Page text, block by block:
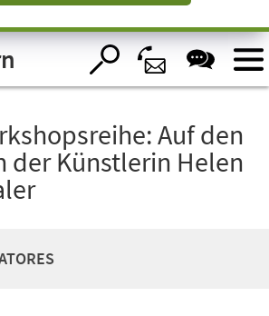
Auf den
der Künstlerin Helen